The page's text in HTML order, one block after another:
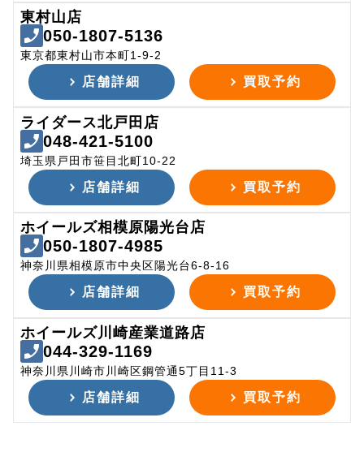
東村山店
050-1807-5136
東京都東村山市本町1-9-2
店舗詳細 買取予約
ライダース北戸田店
048-421-5100
埼玉県戸田市笹目北町10-22
店舗詳細 買取予約
ホイールズ相模原陽光台店
050-1807-4985
神奈川県相模原市中央区陽光台6-8-16
店舗詳細 買取予約
ホイールズ川崎産業道路店
044-329-1169
神奈川県川崎市川崎区鋼管通5丁目11-3
店舗詳細 買取予約